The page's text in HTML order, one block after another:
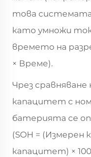
това системата
като умножи
времето на
× Време).
Чрез
капацитет с
батерията се
(SOH =
капацитет) ×